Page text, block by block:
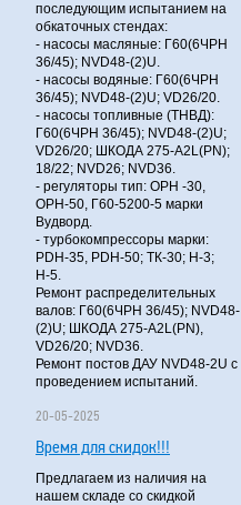
последующим испытанием на
обкаточных стендах:
- насосы масляные: Г60(6ЧРН
36/45); NVD48-(2)U.
- насосы водяные: Г60(6ЧРН
36/45); NVD48-(2)U; VD26/20.
- насосы топливные (ТНВД):
Г60(6ЧРН 36/45); NVD48-(2)U;
VD26/20; ШКОДА 275-A2L(PN);
18/22; NVD26; NVD36.
- регуляторы тип: ОРН -30,
ОРН-50, Г60-5200-5 марки
Вудворд.
- турбокомпрессоры марки:
PDH-35, PDH-50; ТК-30; Н-3;
Н-5.
Ремонт распределительных
валов: Г60(6ЧРН 36/45); NVD48-
(2)U; ШКОДА 275-A2L(PN),
VD26/20; NVD36.
Ремонт постов ДАУ NVD48-2U с
проведением испытаний.
20-05-2025
Время для скидок!!!
Предлагаем из наличия на
нашем складе со скидкой